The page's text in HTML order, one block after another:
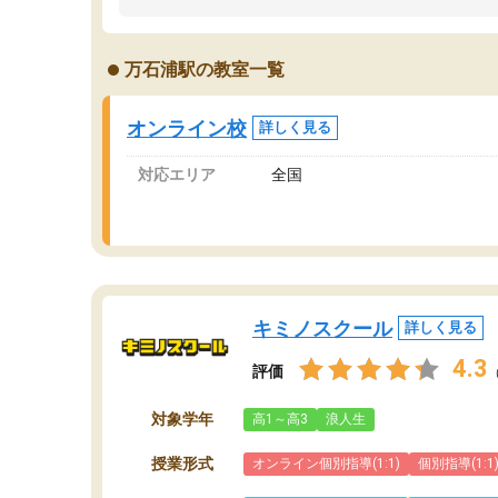
オンラインツールを使用した単語帳の共有があ
り宿題もそちらで出される形でした。
2ヶ月で担当講師の方がお辞めになると言う事で
講師変更の申し出があり、あまりに短期での変
更だった為、塾に通う事にして退会しました。
遅れも取り戻せ、授業内容や講師の方は良かっ
ま
万石浦駅の教室一覧
オンライン校 詳しく見る
対応エリア 全国
キミノスクール 詳しく見る
評価 4.3
対象学年 高1～高3 浪人生
授業形式 オンライン個別指導(1:1) 個別指導(1:1)